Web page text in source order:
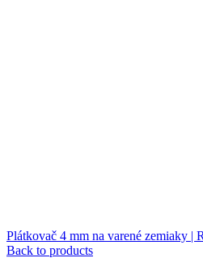
Plátkovač 4 mm na varené zemiaky |
Back to products